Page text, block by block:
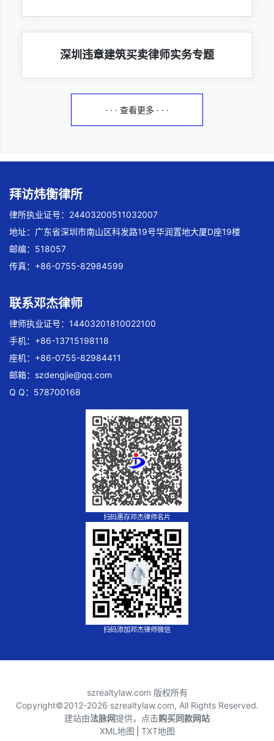
深圳违章建筑买卖律师实务专题
· · · 查看更多 · · ·
拜访炜衡律所
律所执业证号：24403200511032007
地址：广东省深圳市南山区科发路19号华润置地大厦D座19楼
邮编：518057
传真：+86-0755-82984599
联系邓杰律师
律师执业证号：14403201810022100
手机：+86-13715198118
座机：+86-0755-82984411
邮箱： szdengjie@qq.com
Q Q：578700168
扫码惠存邓杰律师名片
扫码添加邓杰律师微信
szrealtylaw.com 版权所有
Copyright©2012-2026 szrealtylaw.com, All Rights Reserved.
建站由法脉网提供，点击购买同款网站
XML地图
TXT地图